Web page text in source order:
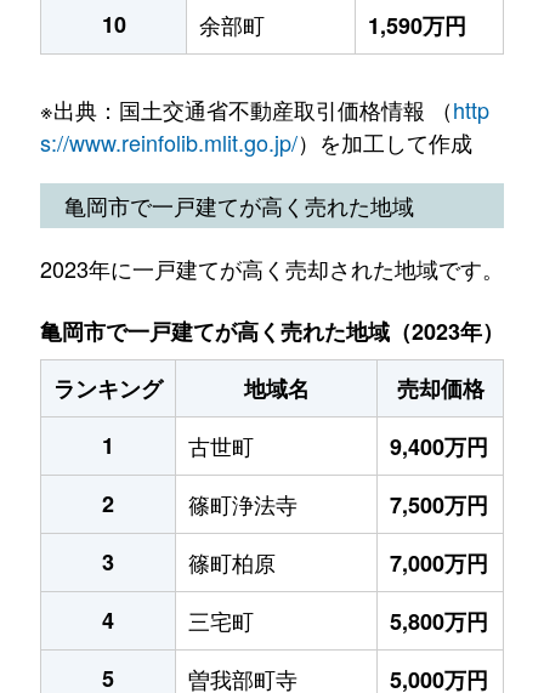
10
余部町 1,590万円
※出典：国土交通省不動産取引価格情報 （http
s://www.reinfolib.mlit.go.jp/）を加工して作成
亀岡市で一戸建てが高く売れた地域
2023年に一戸建てが高く売却された地域です。
亀岡市で一戸建てが高く売れた地域（2023年）
ランキング
地域名
売却価格
1
古世町
9,400万円
2
篠町浄法寺
7,500万円
3
篠町柏原
7,000万円
4
三宅町
5,800万円
5
曽我部町寺
5,000万円